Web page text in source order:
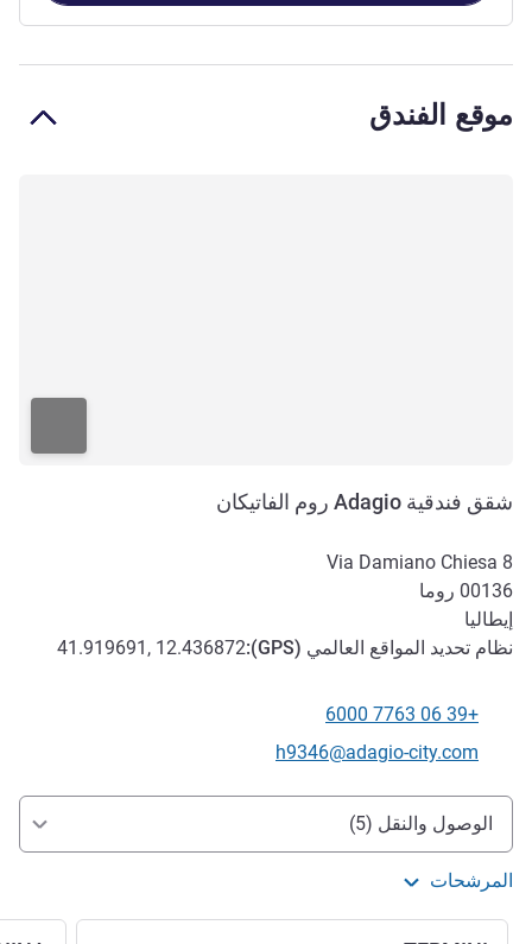
موقع الفندق
شقق فندقية Adagio روم الفاتيكان
Via Damiano Chiesa 8
00136 روما
إيطاليا
نظام تحديد المواقع العالمي (GPS
):
41.919691, 12.436872
الهاتف
+39 06 7763 6000
تواصل معنا عبر البريد الإلكتروني
h9346@adagio-city.com
الوصول والتنقل
الوصول والنقل (5)
المرشحات